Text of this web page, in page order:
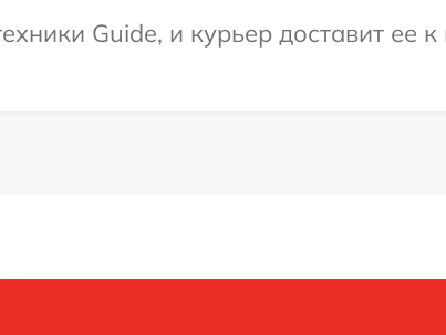
Guide, и курьер доставит ее